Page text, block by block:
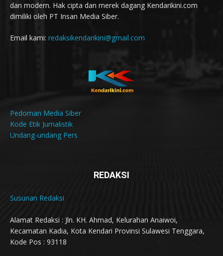
dan modern. Hak cipta dan merek dagang Kendarikini.com
dimiliki oleh PT Insan Media Siber.
Email kami: redaksikendarikini@gmail.com
Pedoman Media Siber
Kode Etik Jurnalistik
Undang-undang Pers
REDAKSI
Susunan Redaksi
Alamat Redaksi : Jln. KH. Ahmad, Kelurahan Anaiwoi,
Kecamatan Kadia, Kota Kendari Provinsi Sulawesi Tenggara,
Kode Pos : 93118